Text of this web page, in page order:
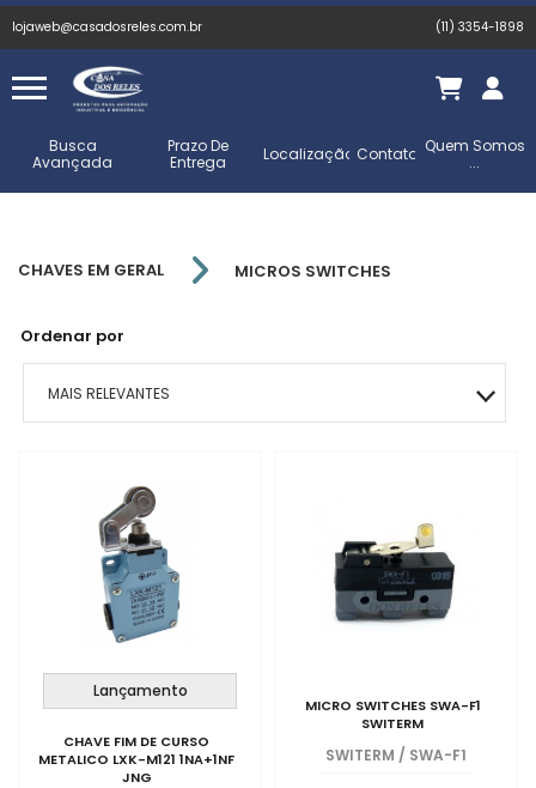
lojaweb@casadosreles.com.br (11) 3354-1898
Busca
Avançada
Prazo De
Entrega
Localização Contato Quem Somos
...
CHAVES EM GERAL MICROS SWITCHES
Ordenar por
MAIS RELEVANTES
MENOR PREÇO
MAIOR PREÇO
Lançamento
CHAVE FIM DE CURSO
METALICO LXK-M121 1NA+1NF
JNG
MICRO SWITCHES SWA-F1
SWITERM
SWITERM / SWA-F1